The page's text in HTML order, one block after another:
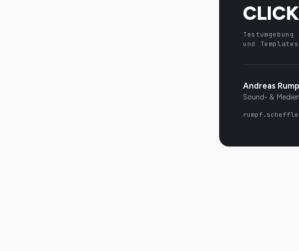
und Templates
Andreas
Sound- &